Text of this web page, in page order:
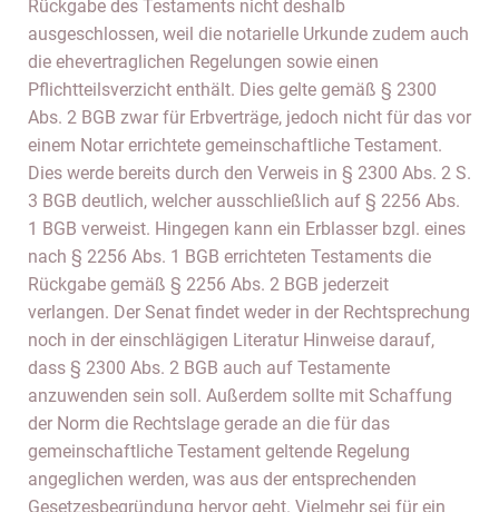
Rückgabe des Testaments nicht deshalb
ausgeschlossen, weil die notarielle Urkunde zudem auch
die ehevertraglichen Regelungen sowie einen
Pflichtteilsverzicht enthält. Dies gelte gemäß § 2300
Abs. 2 BGB zwar für Erbverträge, jedoch nicht für das vor
einem Notar errichtete gemeinschaftliche Testament.
Dies werde bereits durch den Verweis in § 2300 Abs. 2 S.
3 BGB deutlich, welcher ausschließlich auf § 2256 Abs.
1 BGB verweist. Hingegen kann ein Erblasser bzgl. eines
nach § 2256 Abs. 1 BGB errichteten Testaments die
Rückgabe gemäß § 2256 Abs. 2 BGB jederzeit
verlangen. Der Senat findet weder in der Rechtsprechung
noch in der einschlägigen Literatur Hinweise darauf,
dass § 2300 Abs. 2 BGB auch auf Testamente
anzuwenden sein soll. Außerdem sollte mit Schaffung
der Norm die Rechtslage gerade an die für das
gemeinschaftliche Testament geltende Regelung
angeglichen werden, was aus der entsprechenden
Gesetzesbegründung hervor geht. Vielmehr sei für ein